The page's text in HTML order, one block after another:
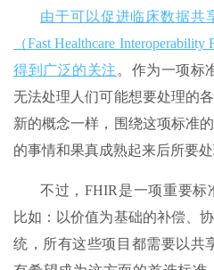
由于可以促进临床数据共
（Fast Healthcare
得到广泛的关注。作为一项标
无法处理人们可能想要处理的
新的概念一样，围绕这项标准
的事情和果真成熟起来后所要处
不过，FHIR是一项重要标
比如：以价值为基础的补偿、
统，所有这些项目都需要以共